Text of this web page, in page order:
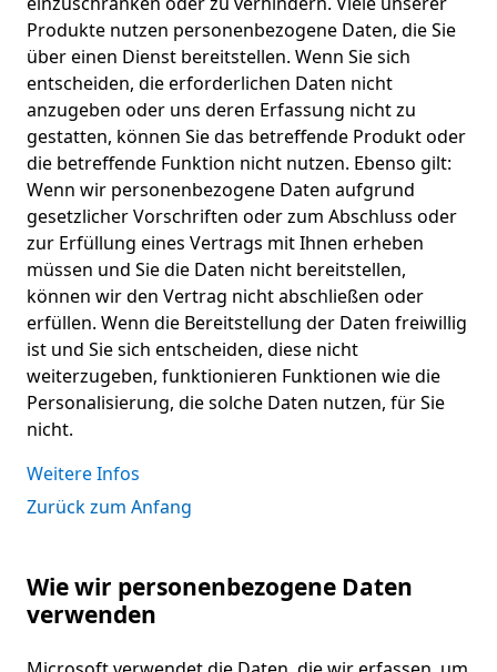
Produkte nutzen personenbezogene Daten, die Sie
über einen Dienst bereitstellen. Wenn Sie sich
entscheiden, die erforderlichen Daten nicht
anzugeben oder uns deren Erfassung nicht zu
gestatten, können Sie das betreffende Produkt oder
die betreffende Funktion nicht nutzen. Ebenso gilt:
Wenn wir personenbezogene Daten aufgrund
gesetzlicher Vorschriften oder zum Abschluss oder
zur Erfüllung eines Vertrags mit Ihnen erheben
müssen und Sie die Daten nicht bereitstellen,
können wir den Vertrag nicht abschließen oder
erfüllen. Wenn die Bereitstellung der Daten freiwillig
ist und Sie sich entscheiden, diese nicht
weiterzugeben, funktionieren Funktionen wie die
Personalisierung, die solche Daten nutzen, für Sie
nicht.
Weitere Infos
Zurück zum Anfang
Wie wir personenbezogene Daten
verwenden